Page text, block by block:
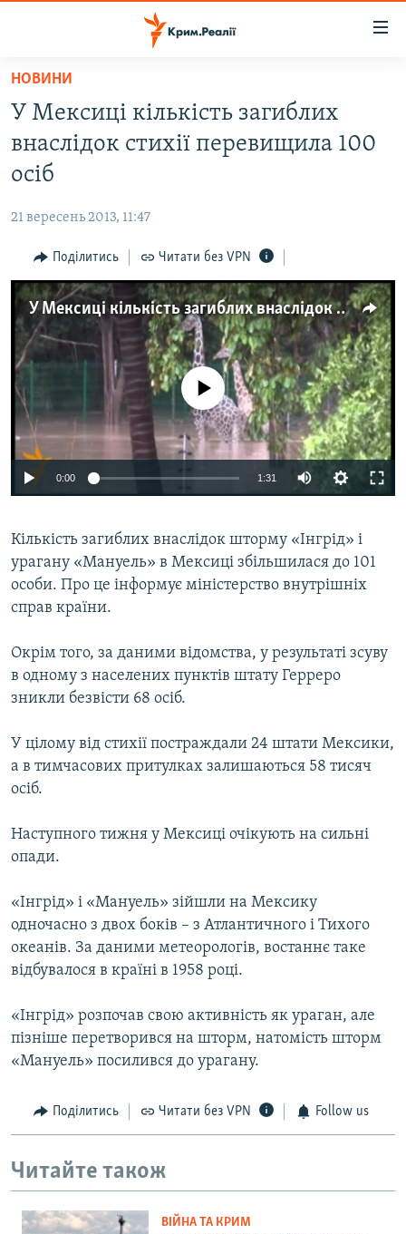
Перейти
основного
матеріалу
Перейти
до
основної
навігації
Перейти
до
пошуку
ВІДЕО ТА ФОТО
БЛОГИ
ПОГЛЯД
ІНТЕРВ'Ю
ВСЕ ЗА ДЕНЬ
СПЕЦПРОЕКТИ
ВІДЕОУРОКИ «ELIFBE»
СВІДЧЕННЯ ОКУПАЦІЇ
УКРАЇНСЬКА ПРОБЛЕМА КРИМУ
ЯК ОБІЙТИ БЛОКУВАННЯ
Русский
Qırımtatar
Усі сайти RFE/RL
НОВИНИ
У Мексиці кількість загиблих
внаслідок стихії перевищила 100
осіб
21 вересень 2013, 11:47
Поділитись Читати без VPN
У Мексиці кількість загиблих внаслідок стихії перевищила 100 осіб
No media source currently available
0:00 1:31
Кількість загиблих внаслідок шторму «Інгрід» і
урагану «Мануель» в Мексиці збільшилася до 101
особи. Про це інформує міністерство внутрішніх
справ країни.
Окрім того, за даними відомства, у результаті зсуву
в одному з населених пунктів штату Герреро
зникли безвісти 68 осіб.
У цілому від стихії постраждали 24 штати Мексики,
а в тимчасових притулках залишаються 58 тисяч
осіб.
Наступного тижня у Мексиці очікують на сильні
опади.
«Інгрід» і «Мануель» зійшли на Мексику
одночасно з двох боків – з Атлантичного і Тихого
океанів. За даними метеорологів, востаннє таке
відбувалося в країні в 1958 році.
«Інгрід» розпочав свою активність як ураган, але
пізніше перетворився на шторм, натомість шторм
«Мануель» посилився до урагану.
Поділитись Читати без VPN Follow us
Читайте також
ВІЙНА ТА КРИМ